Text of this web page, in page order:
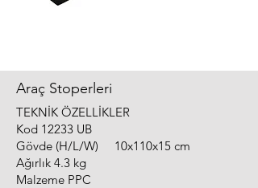
Araç Stoperleri
TEKNİK ÖZELLİKLER
Kod 12233 UB
Gövde (H/L/W) 10x110x15 cm
Ağırlık 4.3 kg
Malzeme PPC